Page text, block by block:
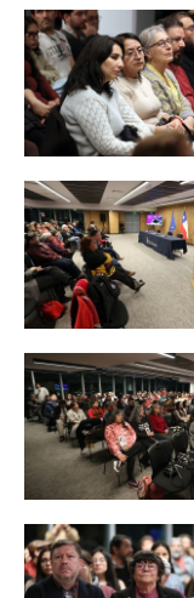
Zoom
Zoom
Zoom
Zoom